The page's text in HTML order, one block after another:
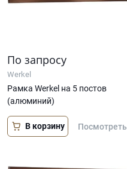
По запросу
Werkel
Рамка Werkel на 5 постов
(алюминий)
В корзину Посмотреть